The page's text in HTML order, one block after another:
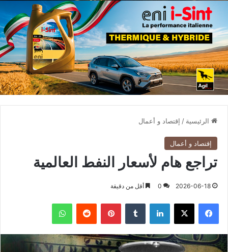
الرئيسية / إقتصاد و أعمال
إقتصاد و أعمال
تراجع هام لأسعار النفط العالمية
2026-06-18
0 أقل من دقيقة
فيسبوك X لينكدإن بينتيريست واتساب